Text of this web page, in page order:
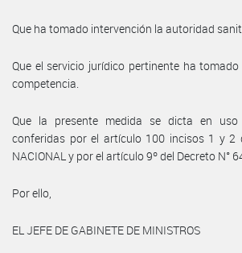
Que ha tomado intervención la autoridad
Que el servicio jurídico pertinente ha
competencia.
Que la presente medida se dicta en
conferidas por el artículo 100 incisos 1 y 2
NACIONAL y por el artículo 9º del Decreto N°
Por ello,
EL JEFE DE GABINETE DE MINISTROS